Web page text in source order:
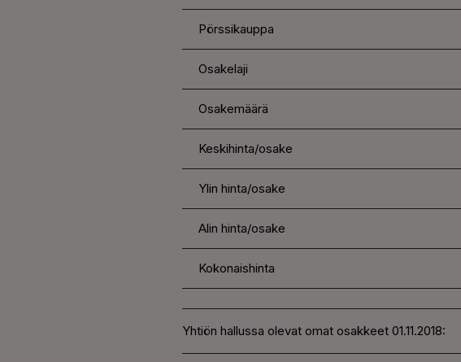
Pörssikauppa
Osakelaji
Osakemäärä
Keskihinta/osake
Ylin hinta/osake
Alin hinta/osake
Kokonaishinta
Yhtiön hallussa olevat omat osakkeet 01.11.2018: